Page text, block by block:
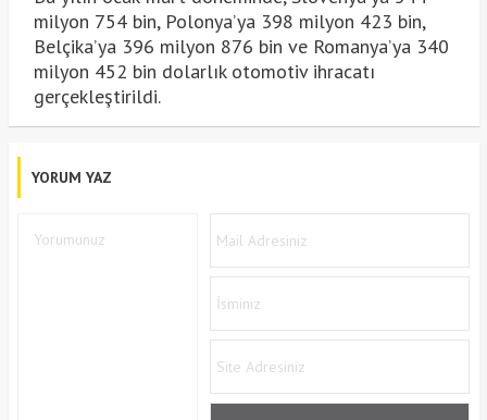
milyon 754 bin, Polonya’ya 398 milyon 423 bin,
Belçika’ya 396 milyon 876 bin ve Romanya’ya 340
milyon 452 bin dolarlık otomotiv ihracatı
gerçekleştirildi.
YORUM YAZ